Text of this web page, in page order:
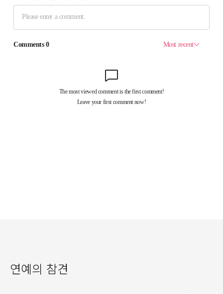
연예의 참견